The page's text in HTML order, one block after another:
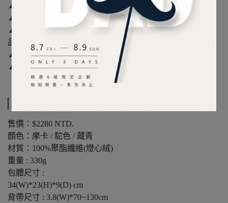
▲主袋內部前後口袋x4個
▲袋身前側外部直式口袋x1個(可放面紙、手機、行動電源)
▲袋身前側外部側開式拉鍊口袋x1個(可放摺疊傘與中型物
品)
▲背面寬幅口袋x1個
▲左右兩側D環結構可掛吊飾或鑰匙
售價：$2280 NTD.
顏色：摩卡 / 駝色 / 藏青
材質：100%聚酯纖維(燈心絨)
重量 : 330g
包體尺寸 :
34(W)*23(H)*9(D) cm
背帶尺寸 : 3.8(W)*70~130cm